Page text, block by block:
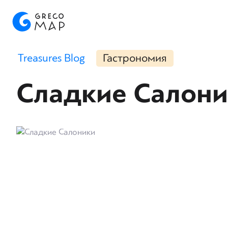
Treasures Blog Гастрономия
Сладкие